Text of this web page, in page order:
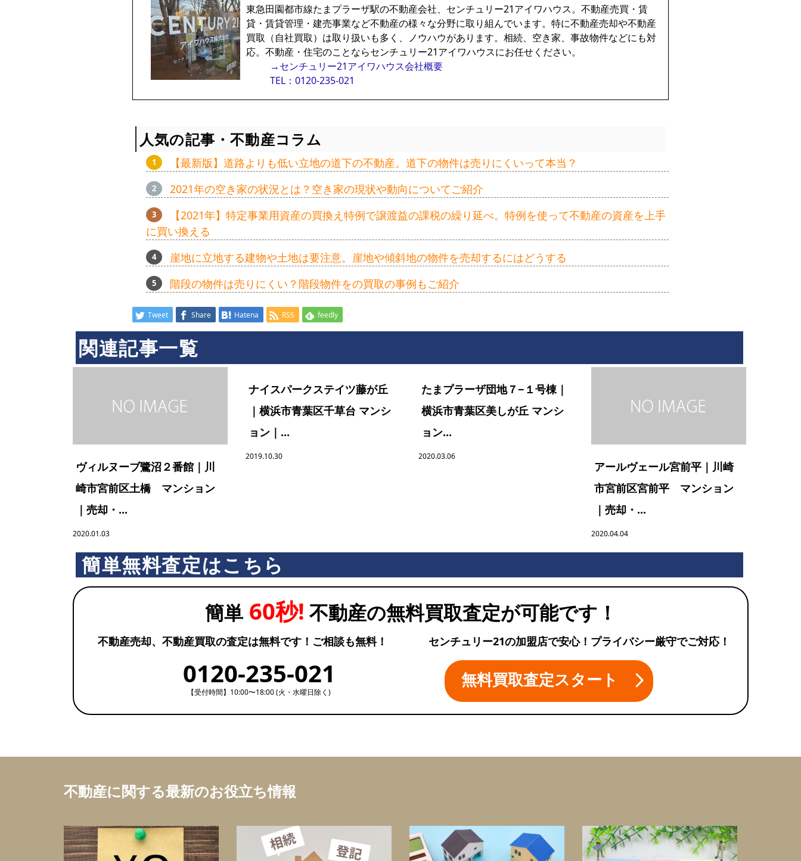
東急田園都市線たまプラーザ駅の不動産会社、センチュリー21アイワハウス。不動産売買・賃
貸・賃貸管理・建売事業など不動産の様々な分野に取り組んでいます。特に不動産売却や不動産
買取（自社買取）は取り扱いも多く、ノウハウがあります。相続、空き家、事故物件などにも対
応。不動産・住宅のことならセンチュリー21アイワハウスにお任せください。
→センチュリー21アイワハウス会社概要
TEL：0120-235-021
人気の記事・不動産コラム
【最新版】道路よりも低い立地の道下の不動産。道下の物件は売りにくいって本当？
2021年の空き家の状況とは？空き家の現状や動向についてご紹介
【2021年】特定事業用資産の買換え特例で譲渡益の課税の繰り延べ。特例を使って不動産の資産を上手
に買い換える
崖地に立地する建物や土地は要注意。崖地や傾斜地の物件を売却するにはどうする
階段の物件は売りにくい？階段物件をの買取の事例もご紹介
Tweet Share Hatena RSS feedly
関連記事一覧
ヴィルヌーブ鷺沼２番館｜川
崎市宮前区土橋 マンション
｜売却・...
2020.01.03
ナイスパークステイツ藤が丘
｜横浜市青葉区千草台 マンシ
ョン｜...
2019.10.30
たまプラーザ団地７−１号棟｜
横浜市青葉区美しが丘 マンシ
ョン...
2020.03.06
アールヴェール宮前平｜川崎
市宮前区宮前平 マンション
｜売却・...
2020.04.04
簡単無料査定はこちら
簡単60秒! 不動産の無料買取査定が可能です！
不動産売却、不動産買取の査定は無料です！ご相談も無料！ センチュリー21の加盟店で安心！プライバシー厳守でご対応！
0120-235-021
【受付時間】10:00〜18:00 (火・水曜日除く)
無料買取査定スタート
不動産に関する最新のお役立ち情報